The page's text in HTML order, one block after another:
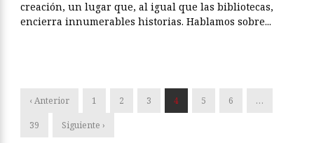
creación, un lugar que, al igual que las bibliotecas,
encierra innumerables historias. Hablamos sobre...
‹ Anterior 1 2 3 4 5 6 …
39 Siguiente ›